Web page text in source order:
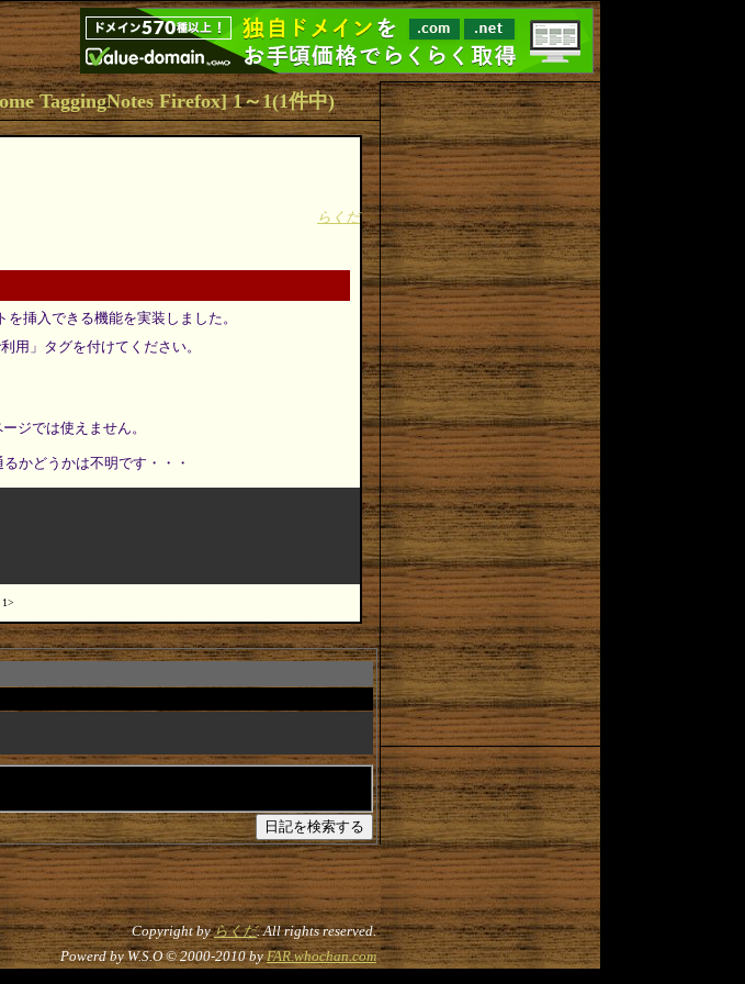
TaggingNotes Firefox] 1～1(1件中)
らくだ
挿入できる機能を実装しました。
用」タグを付けてください。
ジでは使えません。
かどうかは不明です・・・
1
Copyright byらくだ. All rights reserved.
Powerd by W.S.O © 2000-2010 byFAR.whochan.com